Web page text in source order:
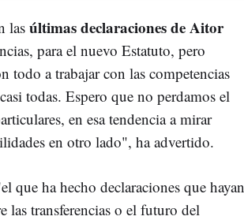
las últimas declaraciones de Aitor
para el nuevo Estatuto, pero
todo a trabajar con las competencias
todas. Espero que no perdamos el
en esa tendencia a mirar
en otro lado", ha advertido.
que ha hecho declaraciones que hayan
transferencias o el futuro del